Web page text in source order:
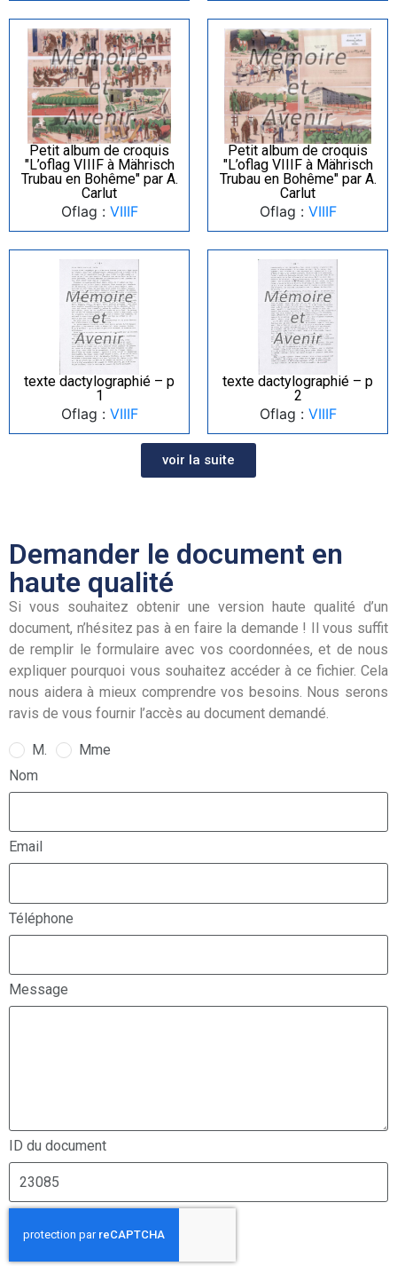
Petit album de croquis
"L’oflag VIIIF à Mährisch
Trubau en Bohême" par A.
Carlut
Oflag : VIIIF
Petit album de croquis
"L’oflag VIIIF à Mährisch
Trubau en Bohême" par A.
Carlut
Oflag : VIIIF
texte dactylographié – p
1
Oflag : VIIIF
texte dactylographié – p
2
Oflag : VIIIF
voir la suite
Demander le document en
haute qualité
Si vous souhaitez obtenir une version haute qualité d’un
document, n’hésitez pas à en faire la demande ! Il vous suffit
de remplir le formulaire avec vos coordonnées, et de nous
expliquer pourquoi vous souhaitez accéder à ce fichier. Cela
nous aidera à mieux comprendre vos besoins. Nous serons
ravis de vous fournir l’accès au document demandé.
M.
Mme
Nom
Email
Téléphone
Message
ID du document